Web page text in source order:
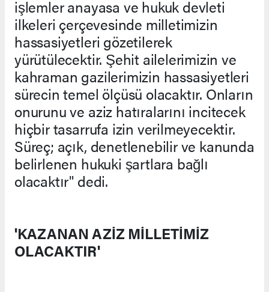
işlemler anayasa ve hukuk devleti
ilkeleri çerçevesinde milletimizin
hassasiyetleri gözetilerek
yürütülecektir. Şehit ailelerimizin ve
kahraman gazilerimizin hassasiyetleri
sürecin temel ölçüsü olacaktır. Onların
onurunu ve aziz hatıralarını incitecek
hiçbir tasarrufa izin verilmeyecektir.
Süreç; açık, denetlenebilir ve kanunda
belirlenen hukuki şartlara bağlı
olacaktır" dedi.
'KAZANAN AZİZ MİLLETİMİZ
OLACAKTIR'